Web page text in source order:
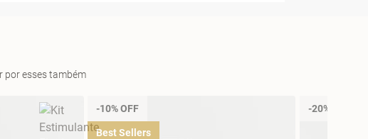
por esses também
-10% OFF
Best Sellers
-20% OFF